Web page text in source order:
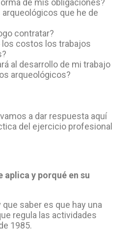
de mis obligaciones?
arqueológicos que he de
contratar?
los costos los trabajos
al desarrollo de mi trabajo
arqueológicos?
a dar respuesta aquí
del ejercicio profesional
aplica y porqué en su
saber es que hay una
regula las actividades
1985.